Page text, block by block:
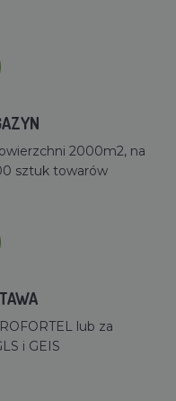
2000m2, na
sztuk towarów
lub za
i GEIS